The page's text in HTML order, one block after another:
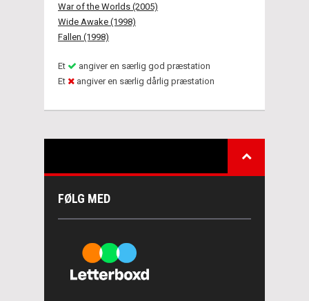
War of the Worlds (2005)
Wide Awake (1998)
Fallen (1998)
Et
angiver en særlig god præstation
Et
angiver en særlig dårlig præstation
FØLG MED